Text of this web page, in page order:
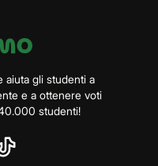
aiuta gli studenti a
e a ottenere voti
studenti!